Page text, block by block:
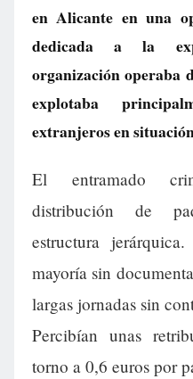
en Alicante en una
dedicada a la
organización operaba
explotaba
extranjeros en
El entramado
distribución de
estructura
mayoría sin
largas jornadas sin
Percibían unas
torno a 0,6 euros por